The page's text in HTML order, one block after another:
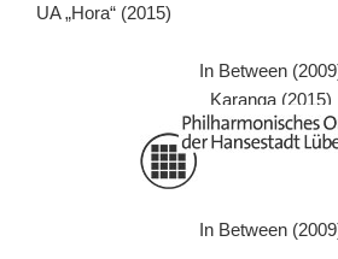
UA „Hora“ (2015)
In Between
Karanga (2015)
In Between